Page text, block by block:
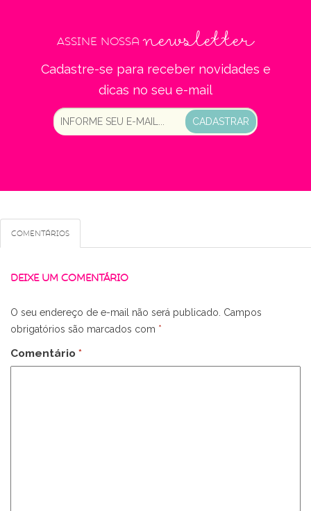
Assine nossanewsletter
Cadastre-se para receber novidades e
dicas no seu e-mail
CADASTRAR
Comentários
DEIXE UM COMENTÁRIO
O seu endereço de e-mail não será publicado. Campos
obrigatórios são marcados com *
Comentário *